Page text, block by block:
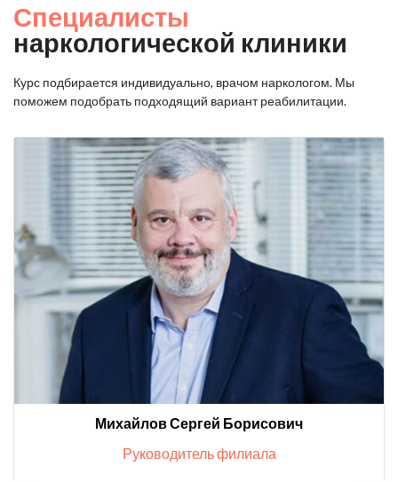
Специалисты
наркологической клиники
Курс подбирается индивидуально, врачом наркологом. Мы
поможем подобрать подходящий вариант реабилитации.
Михайлов Сергей Борисович
Руководитель филиала